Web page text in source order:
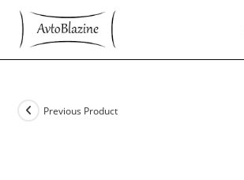
Skip
content
Previous Product